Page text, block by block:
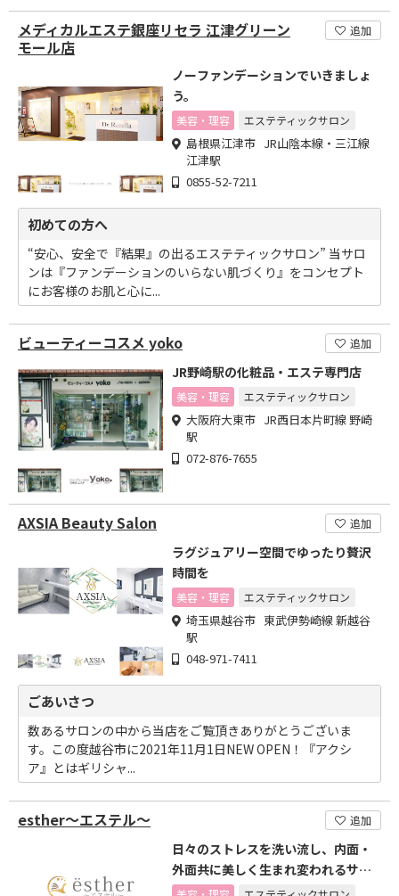
メディカルエステ銀座リセラ 江津グリーン
モール店
追加
ノーファンデーションでいきましょ
う。
美容・理容 エステティックサロン
島根県江津市 JR山陰本線・三江線
江津駅
0855-52-7211
初めての方へ
“安心、安全で『結果』の出るエステティックサロン” 当サロ
ンは『ファンデーションのいらない肌づくり』をコンセプト
にお客様のお肌と心に...
ビューティーコスメ yoko 追加
JR野崎駅の化粧品・エステ専門店
美容・理容 エステティックサロン
大阪府大東市 JR西日本片町線 野崎
駅
072-876-7655
AXSIA Beauty Salon 追加
ラグジュアリー空間でゆったり贅沢
時間を
美容・理容 エステティックサロン
埼玉県越谷市 東武伊勢崎線 新越谷
駅
048-971-7411
ごあいさつ
数あるサロンの中から当店をご覧頂きありがとうございま
す。この度越谷市に2021年11月1日NEW OPEN！『アクシ
ア』とはギリシャ...
esther～エステル～ 追加
日々のストレスを洗い流し、内面・
外面共に美しく生まれ変われるサロ
ン